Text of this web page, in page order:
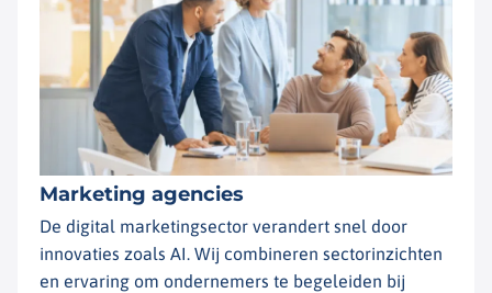
Marketing agencies
De digital marketingsector verandert snel door
innovaties zoals AI. Wij combineren sectorinzichten
en ervaring om ondernemers te begeleiden bij